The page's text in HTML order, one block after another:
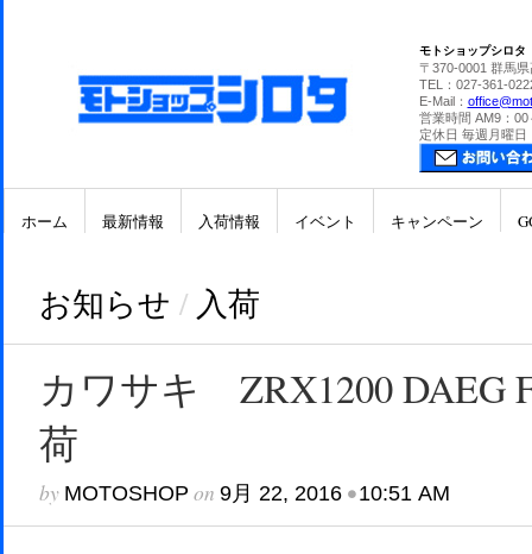
モトショップシロタ
〒370-0001 群馬
TEL：027-361-
E-Mail：
営業時間 AM9：00
定休日 毎週月曜日
ホーム 最新情報 入荷情報 イベント キャンペーン
お知らせ / 入荷
カワサキ ZRX1200 DAEG
荷
by MOTOSHOP on 9月 22, 2016•10:51 AM